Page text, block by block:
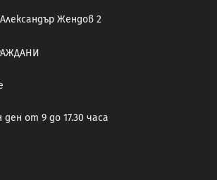
Жендов 2
от 9 до 17.30 часа